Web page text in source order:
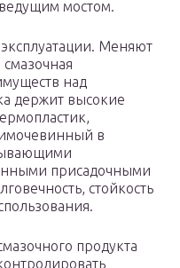
мостом.
Меняют
над
держит высокие
в
присадочными
стойкость
продукта